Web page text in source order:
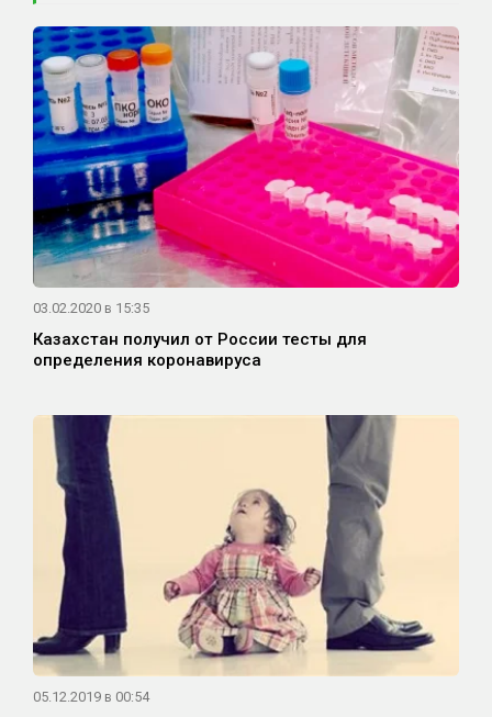
03.02.2020 в 15:35
Казахстан получил от России тесты для
определения коронавируса
05.12.2019 в 00:54